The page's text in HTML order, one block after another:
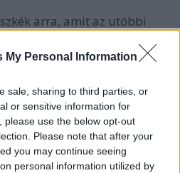
My Personal Information
sale, sharing to third parties, or
or sensitive information for
please use the below opt-out
Please note that after your
you may continue seeing
personal information utilized by
arra, amit az utóbbi
át a gyakorlatba, amely
bizonyult. Teljesen
szakmai munka és a
szempontjából nagyon
hogy be tudtuk bizonyítani,
támogatással egy
egy jégcsarnok és egy